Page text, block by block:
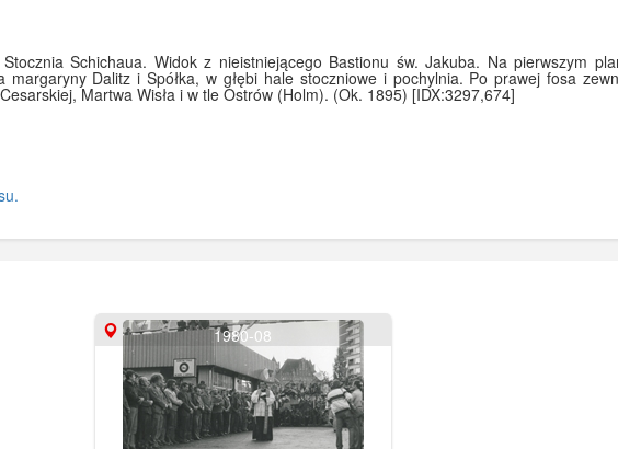
Schichaua. Widok z nieistniejącego Bastionu św. Jakuba. Na pierwszym
margaryny Dalitz i Spółka, w głębi hale stoczniowe i pochylnia. Po prawej fosa
Martwa Wisła i w tle Ostrów (Holm). (Ok. 1895) [IDX:3297,674]
1980-08